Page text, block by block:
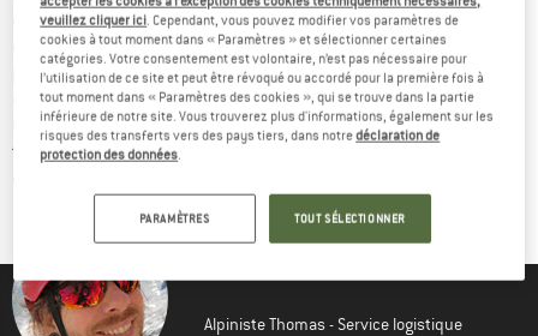
d'approvisionnement. L'organisation le vérifie par le biais
d'audits sur les sites de production, d'entretiens avec les
personnes employées, de mécanismes de plaintes et de
contrôles annuels des performances au niveau de l'entreprise.
Le respect des exigences est contrôlé par Fair Wear même en
tant qu'organisation multipartite indépendante. Plus
Alpiniste Thomas - Service logistique
veuillez cliquer ici. Cependant, vous pouvez modifier vos paramètres de
cookies à tout moment dans « Paramètres » et sélectionner certaines
catégories. Votre consentement est volontaire, n’est pas nécessaire pour
l’utilisation de ce site et peut être révoqué ou accordé pour la première fois à
tout moment dans « Paramètres des cookies », qui se trouve dans la partie
inférieure de notre site. Vous trouverez plus d'informations, également sur les
risques des transferts vers des pays tiers, dans notredéclaration de
protection des données.
PARAMÈTRES TOUT SÉLECTIONNER